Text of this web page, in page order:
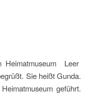
Leer
Sie heißt Gunda.
geführt.